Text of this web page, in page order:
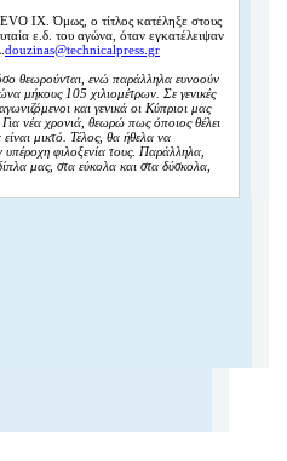
IX. Όμως, ο τίτλος κατέληξε στους
ε.δ. του αγώνα, όταν εγκατέλειψαν
douzinas@technicalpress.gr
θεωρούνται, ενώ παράλληλα ευνοούν
μήκους 105 χιλιομέτρων. Σε γενικές
και γενικά οι Κύπριοι μας
Για νέα χρονιά, θεωρώ πως όποιος θέλει
μικτό. Τέλος, θα ήθελα να
φιλοξενία τους. Παράλληλα,
μας, στα εύκολα και στα δύσκολα,